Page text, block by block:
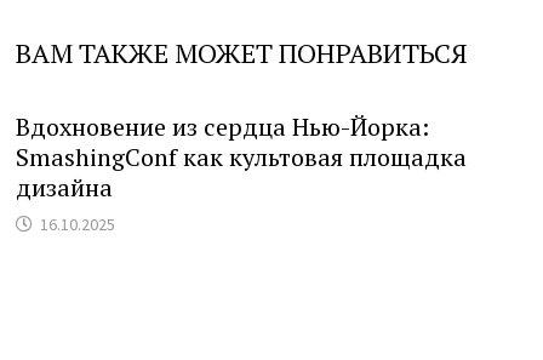
ВАМ ТАКЖЕ МОЖЕТ ПОНРАВИТЬСЯ
Вдохновение из сердца Нью-Йорка:
SmashingConf как культовая площадка
дизайна
16.10.2025